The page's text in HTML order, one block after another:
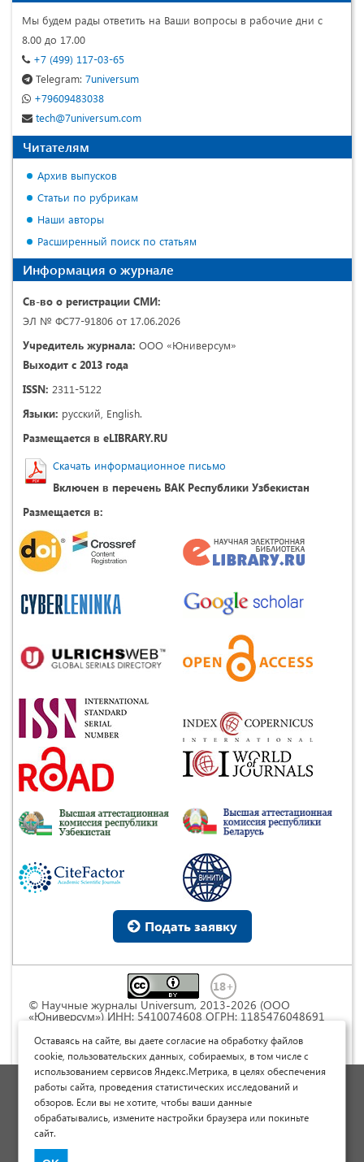
Мы будем рады ответить на Ваши вопросы в рабочие дни с
8.00 до 17.00
+7 (499) 117-03-65
Telegram: 7universum
+79609483038
tech@7universum.com
Читателям
Архив выпусков
Статьи по рубрикам
Наши авторы
Расширенный поиск по статьям
Информация о журнале
Св-во о регистрации СМИ:
ЭЛ № ФС77-91806 от 17.06.2026
Учредитель журнала: ООО «Юниверсум»
Выходит с 2013 года
ISSN: 2311-5122
Языки: русский, English.
Размещается в eLIBRARY.RU
Скачать информационное письмо
Включен в перечень ВАК Республики Узбекистан
Размещается в:
Подать заявку
© Научные журналы Universum, 2013-2026 (ООО
«Юниверсум») ИНН: 5410074608 ОГРН: 1185476048691
Commons « Attribution» («Атрибуция») 4.0
Непортированная
Политика обработки персональных данных
Договор оферты
Опубликовать научную статью
Оставаясь на сайте, вы даете согласие на обработку файлов
cookie, пользовательских данных, собираемых, в том числе с
использованием сервисов Яндекс.Метрика, в целях обеспечения
работы сайта, проведения статистических исследований и
обзоров. Если вы не хотите, чтобы ваши данные
обрабатывались, измените настройки браузера или покиньте
сайт.